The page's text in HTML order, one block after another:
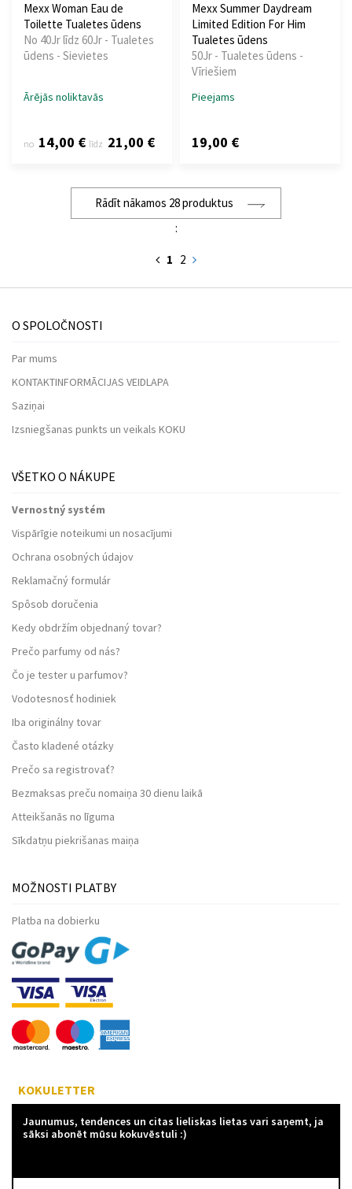
Mexx Woman Eau de
Toilette Tualetes ūdens
No 40Jr līdz 60Jr - Tualetes
ūdens - Sievietes
Ārējās noliktavās
no 14,00 € līdz 21,00 €
Mexx Summer Daydream
Limited Edition For Him
Tualetes ūdens
50Jr - Tualetes ūdens -
Vīriešiem
Pieejams
19,00 €
Rādīt nākamos 28 produktus
:
1 2
O SPOLOČNOSTI
Par mums
KONTAKTINFORMĀCIJAS VEIDLAPA
Saziņai
Izsniegšanas punkts un veikals KOKU
VŠETKO O NÁKUPE
Vernostný systém
Vispārīgie noteikumi un nosacījumi
Ochrana osobných údajov
Reklamačný formulár
Spôsob doručenia
Kedy obdržím objednaný tovar?
Prečo parfumy od nás?
Čo je tester u parfumov?
Vodotesnosť hodiniek
Iba originálny tovar
Často kladené otázky
Prečo sa registrovať?
Bezmaksas preču nomaiņa 30 dienu laikā
Atteikšanās no līguma
Sīkdatņu piekrišanas maiņa
MOŽNOSTI PLATBY
Platba na dobierku
KOKULETTER
Jaunumus, tendences un citas lieliskas lietas vari saņemt, ja
sāksi abonēt mūsu kokuvēstuli :)